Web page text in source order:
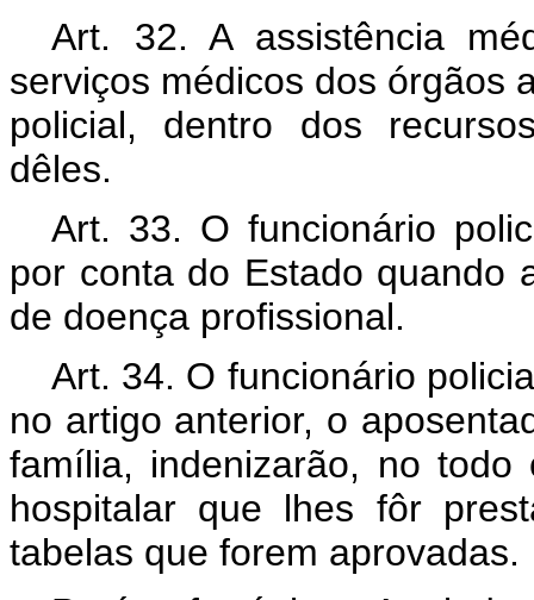
Art. 32. A assistência
serviços médicos dos órgãos
policial, dentro dos
dêles.
Art. 33. O funcionário
por conta do Estado quando
de doença profissional.
Art. 34. O funcionário
no artigo anterior, o
família, indenizarão, no
hospitalar que lhes fôr
tabelas que forem aprovadas.